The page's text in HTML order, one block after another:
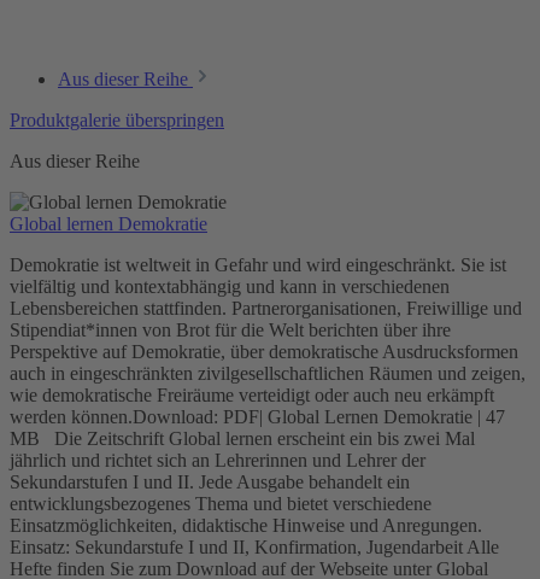
Aus dieser Reihe
Produktgalerie überspringen
Aus dieser Reihe
Global lernen Demokratie
Demokratie ist weltweit in Gefahr und wird eingeschränkt. Sie ist
vielfältig und kontextabhängig und kann in verschiedenen
Lebensbereichen stattfinden. Partnerorganisationen, Freiwillige und
Stipendiat*innen von Brot für die Welt berichten über ihre
Perspektive auf Demokratie, über demokratische Ausdrucksformen
auch in eingeschränkten zivilgesellschaftlichen Räumen und zeigen,
wie demokratische Freiräume verteidigt oder auch neu erkämpft
werden können.Download: PDF| Global Lernen Demokratie | 47
MB Die Zeitschrift Global lernen erscheint ein bis zwei Mal
jährlich und richtet sich an Lehrerinnen und Lehrer der
Sekundarstufen I und II. Jede Ausgabe behandelt ein
entwicklungsbezogenes Thema und bietet verschiedene
Einsatzmöglichkeiten, didaktische Hinweise und Anregungen.
Einsatz: Sekundarstufe I und II, Konfirmation, Jugendarbeit Alle
Hefte finden Sie zum Download auf der Webseite unter Global